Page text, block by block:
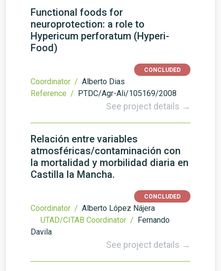
Functional foods for
neuroprotection: a role to
Hypericum perforatum (Hyperi-
Food)
CONCLUDED
Coordinator / Alberto Dias
Reference / PTDC/Agr-Ali/105169/2008
See project details →
Relación entre variables
atmosféricas/contaminación con
la mortalidad y morbilidad diaria en
Castilla la Mancha.
CONCLUDED
Coordinator / Alberto López Nájera
UTAD/CITAB Coordinator / Fernando
Davila
See project details →